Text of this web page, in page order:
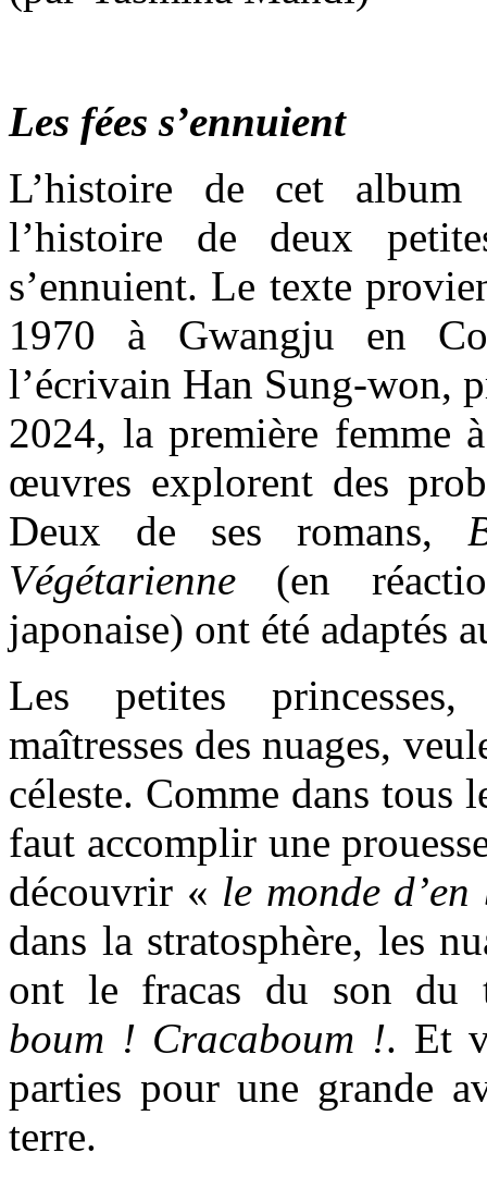
Les fées s’ennuient
L’histoire de cet album
l’histoire de deux
s’ennuient. Le texte
1970 à Gwangju en
l’écrivain Han Sung-won,
2024, la première femme
œuvres explorent des
Deux de ses romans,
Végétarienne (en
japonaise) ont été adaptés
Les petites
maîtresses des nuages,
céleste. Comme dans tous
faut accomplir une
découvrir « le monde d’en
dans la stratosphère, les
ont le fracas du son du
boum ! Cracaboum !. Et
parties pour une grande
terre.